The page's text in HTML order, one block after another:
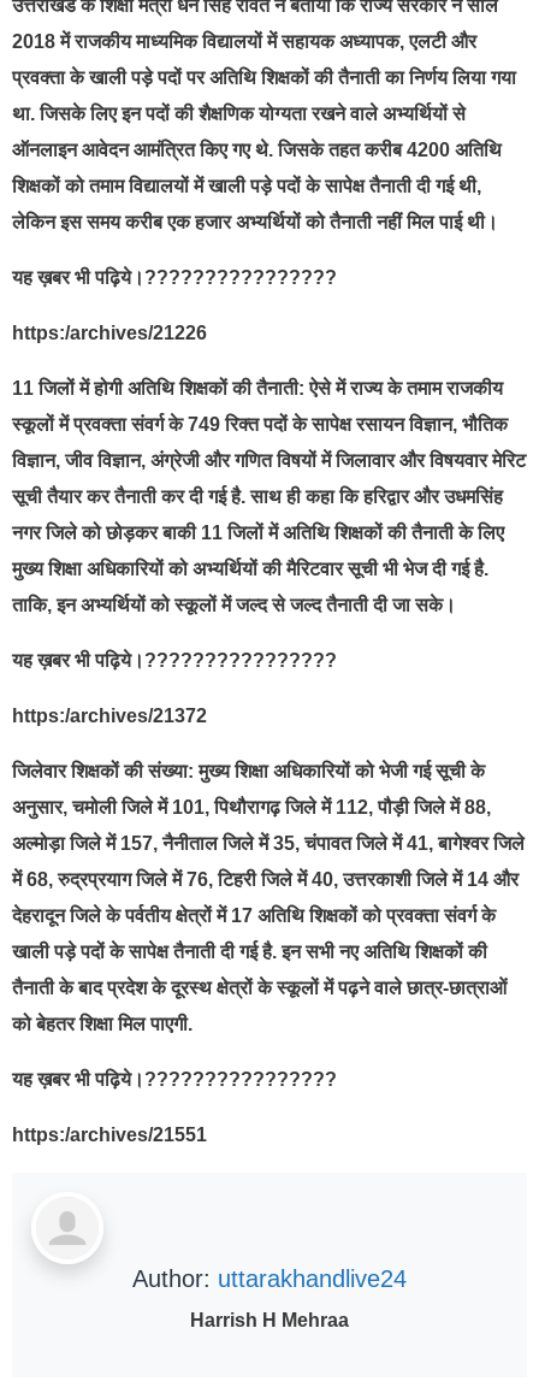
उत्तराखंड के शिक्षा मंत्री धन सिंह रावत ने बताया कि राज्य सरकार ने साल
2018 में राजकीय माध्यमिक विद्यालयों में सहायक अध्यापक, एलटी और
प्रवक्ता के खाली पड़े पदों पर अतिथि शिक्षकों की तैनाती का निर्णय लिया गया
था. जिसके लिए इन पदों की शैक्षणिक योग्यता रखने वाले अभ्यर्थियों से
ऑनलाइन आवेदन आमंत्रित किए गए थे. जिसके तहत करीब 4200 अतिथि
शिक्षकों को तमाम विद्यालयों में खाली पड़े पदों के सापेक्ष तैनाती दी गई थी,
लेकिन इस समय करीब एक हजार अभ्यर्थियों को तैनाती नहीं मिल पाई थी।
यह ख़बर भी पढ़िये।????????????????
https:/archives/21226
11 जिलों में होगी अतिथि शिक्षकों की तैनाती: ऐसे में राज्य के तमाम राजकीय
स्कूलों में प्रवक्ता संवर्ग के 749 रिक्त पदों के सापेक्ष रसायन विज्ञान, भौतिक
विज्ञान, जीव विज्ञान, अंग्रेजी और गणित विषयों में जिलावार और विषयवार मेरिट
सूची तैयार कर तैनाती कर दी गई है. साथ ही कहा कि हरिद्वार और उधमसिंह
नगर जिले को छोड़कर बाकी 11 जिलों में अतिथि शिक्षकों की तैनाती के लिए
मुख्य शिक्षा अधिकारियों को अभ्यर्थियों की मैरिटवार सूची भी भेज दी गई है.
ताकि, इन अभ्यर्थियों को स्कूलों में जल्द से जल्द तैनाती दी जा सके।
यह ख़बर भी पढ़िये।????????????????
https:/archives/21372
जिलेवार शिक्षकों की संख्या: मुख्य शिक्षा अधिकारियों को भेजी गई सूची के
अनुसार, चमोली जिले में 101, पिथौरागढ़ जिले में 112, पौड़ी जिले में 88,
अल्मोड़ा जिले में 157, नैनीताल जिले में 35, चंपावत जिले में 41, बागेश्वर जिले
में 68, रुद्रप्रयाग जिले में 76, टिहरी जिले में 40, उत्तरकाशी जिले में 14 और
देहरादून जिले के पर्वतीय क्षेत्रों में 17 अतिथि शिक्षकों को प्रवक्ता संवर्ग के
खाली पड़े पदों के सापेक्ष तैनाती दी गई है. इन सभी नए अतिथि शिक्षकों की
तैनाती के बाद प्रदेश के दूरस्थ क्षेत्रों के स्कूलों में पढ़ने वाले छात्र-छात्राओं
को बेहतर शिक्षा मिल पाएगी.
यह ख़बर भी पढ़िये।????????????????
https:/archives/21551
Author: uttarakhandlive24
Harrish H Mehraa